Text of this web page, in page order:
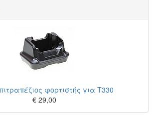
φορτιστής για T330
€ 29,00